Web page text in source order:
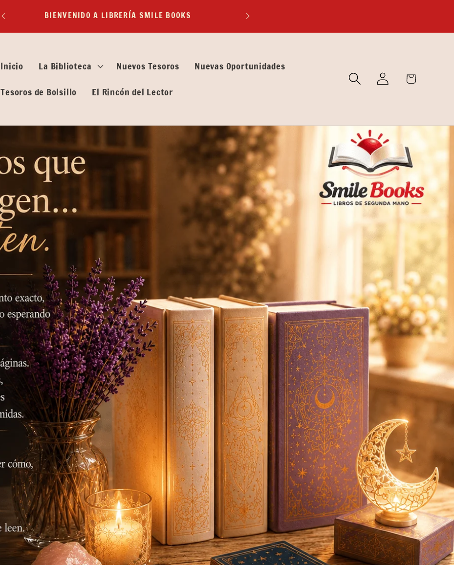
BIENVENIDO A LIBRERÍA SMILE BOOKS
EXPLORA MUNDOS DESCONOCIDOS A TRÁVES DE
Inicio La Biblioteca Nuevos Tesoros Nuevas Oportunidades
Tesoros de Bolsillo El Rincón del Lector
Iniciar
sesión
Carrito